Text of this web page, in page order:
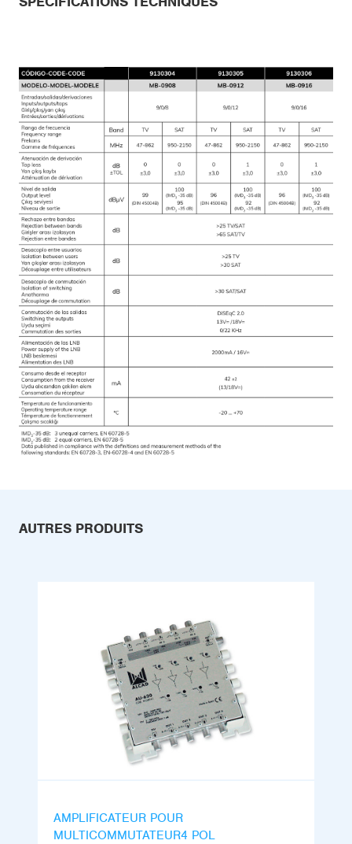
AUTRES PRODUITS
AMPLIFICATEUR POUR
MULTICOMMUTATEUR4 POL